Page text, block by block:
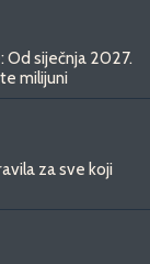
Od siječnja 2027.
milijuni
za sve koji